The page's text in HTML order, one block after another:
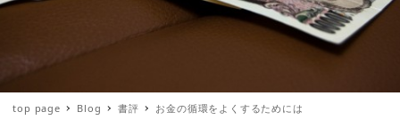
top page Blog 書評 お金の循環をよくするためには